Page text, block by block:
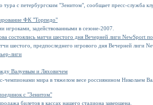
с петербургским "Зенитом", сообщает пресс-служба
ФК "Торпедо"
задействованными в сезоне-2007.
состоялись матчи шестого дня Вечерней лиги NewSport
шестого, предпоследнего игрового дня Вечерней лиги
лиги
Валуевым и Ляховичем
чемпионами мира в тяжелом весе россиянином Николаем
с "Зенитом"
билетов в кассах нашего стадиона завершена.